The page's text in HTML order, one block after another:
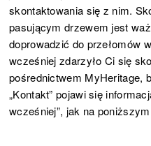
skontaktowania się z nim.
pasującym drzewem jest
doprowadzić do przełomów
wcześniej zdarzyło Ci się
pośrednictwem MyHeritage,
„Kontakt” pojawi się
wcześniej”, jak na